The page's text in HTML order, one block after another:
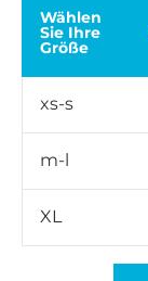
Wählen
Sie Ihre
Größe
xs-s
m-l
XL